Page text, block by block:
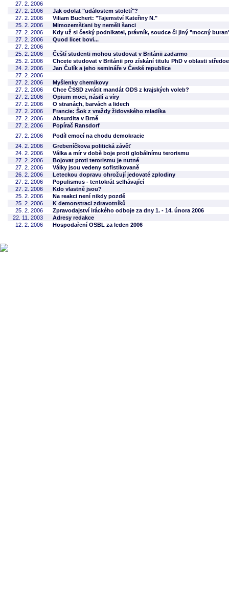
27. 2. 2006
27. 2. 2006
Jak odolat "událostem století"?
27. 2. 2006
Viliam Buchert: "Tajemství Kateřiny N."
25. 2. 2006
Mimozemšťani by neměli šanci
27. 2. 2006
Kdy už si český podnikatel, právník, soudce či jiný "mocný
27. 2. 2006
Quod licet bovi...
27. 2. 2006
25. 2. 2006
Čeští studenti mohou studovat v Británii zadarmo
25. 2. 2006
Chcete studovat v Británii pro získání titulu PhD v oblasti
24. 2. 2006
Jan Čulík a jeho semináře v České republice
27. 2. 2006
27. 2. 2006
Myšlenky chemikovy
27. 2. 2006
Chce ČSSD zvrátit mandát ODS z krajských voleb?
27. 2. 2006
Opium moci, násilí a víry
27. 2. 2006
O stranách, barvách a lidech
27. 2. 2006
Francie: Šok z vraždy židovského mladíka
27. 2. 2006
Absurdita v Brně
27. 2. 2006
Popírač Ransdorf
27. 2. 2006
Podíl emocí na chodu demokracie
24. 2. 2006
Grebeníčkova politická závěť
24. 2. 2006
Válka a mír v době boje proti globálnímu terorismu
27. 2. 2006
Bojovat proti terorismu je nutné
27. 2. 2006
Války jsou vedeny sofistikovaně
26. 2. 2006
Leteckou dopravu ohrožují jedovaté zplodiny
27. 2. 2006
Populismus - tentokrát selhávající
27. 2. 2006
Kdo vlastně jsou?
25. 2. 2006
Na reakci není nikdy pozdě
25. 2. 2006
K demonstraci zdravotníků
25. 2. 2006
Zpravodajství iráckého odboje za dny 1. - 14. února 2006
22. 11. 2003
Adresy redakce
12. 2. 2006
Hospodaření OSBL za leden 2006